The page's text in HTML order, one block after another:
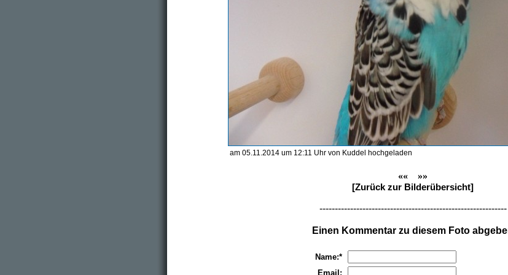
am 05.11.2014 um 12:11 Uhr von Kuddel hochgeladen
««
»»
[Zurück zur Bilderübersicht]
-------------------------------------------------------------
Einen Kommentar zu diesem Foto
Name:*
Email: